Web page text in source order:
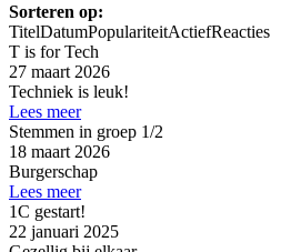
Sorteren op:
TitelDatumPopulariteitActiefReacties
T is for Tech
27 maart 2026
Techniek is leuk!
Lees meer
Stemmen in groep 1/2
18 maart 2026
Burgerschap
Lees meer
1C gestart!
22 januari 2025